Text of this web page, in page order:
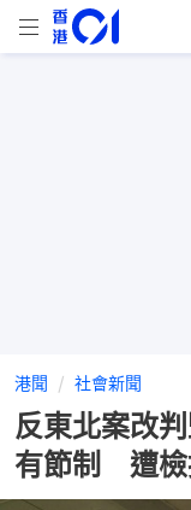
港聞 社會新聞
反東北案改
有節制 遭檢